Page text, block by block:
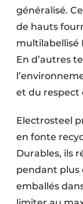
généralisé.
de hauts
multilabellisé
En d’autres
et du respect
Electrosteel
en fonte
Durables, ils
pendant plus
emballés